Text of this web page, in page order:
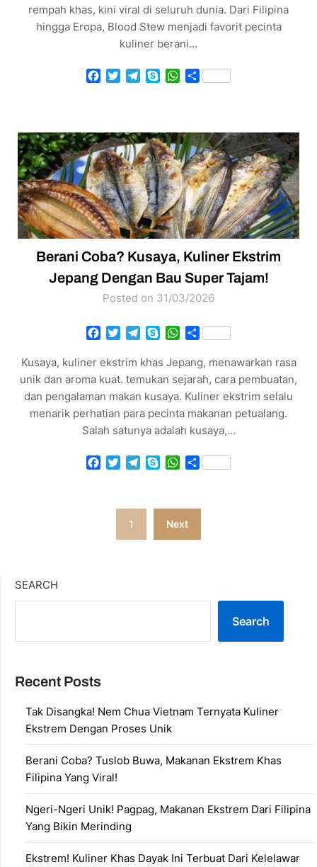
rempah khas, kini viral di seluruh dunia. Dari Filipina
hingga Eropa, Blood Stew menjadi favorit pecinta
kuliner berani…
Facebook
TwitterTelegram
SkypeWhatsApp
Share
Berani Coba? Kusaya, Kuliner Ekstrim
Jepang Dengan Bau Super Tajam!
Posted on 31/03/2026
Facebook
TwitterTelegram
SkypeWhatsApp
Share
Kusaya, kuliner ekstrim khas Jepang, menawarkan rasa
unik dan aroma kuat. temukan sejarah, cara pembuatan,
dan pengalaman makan kusaya. Kuliner ekstrim selalu
menarik perhatian para pecinta makanan petualang.
Salah satunya adalah kusaya,…
Facebook
TwitterTelegram
SkypeWhatsApp
Share
1 Next
SEARCH
Search
Recent Posts
Tak Disangka! Nem Chua Vietnam Ternyata Kuliner
Ekstrem Dengan Proses Unik
Berani Coba? Tuslob Buwa, Makanan Ekstrem Khas
Filipina Yang Viral!
Ngeri-Ngeri Unik! Pagpag, Makanan Ekstrem Dari Filipina
Yang Bikin Merinding
Ekstrem! Kuliner Khas Dayak Ini Terbuat Dari Kelelawar